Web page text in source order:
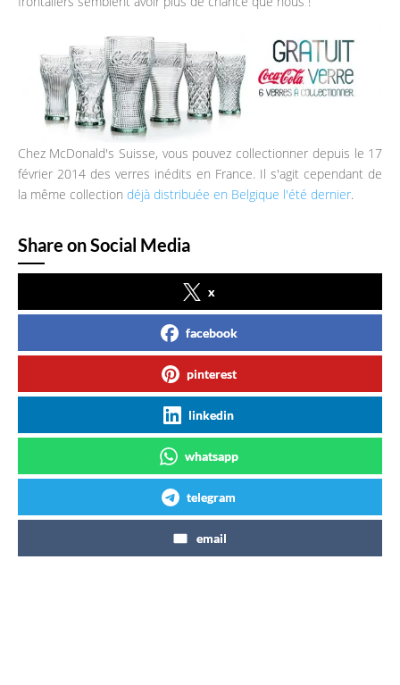
Chez McDonald's Suisse, vous pouvez collectionner depuis le 17
février 2014 des verres inédits en France. Il s'agit cependant de
la même collection déjà distribuée en Belgique l'été dernier.
Share on Social Media
x
facebook
pinterest
linkedin
whatsapp
telegram
email